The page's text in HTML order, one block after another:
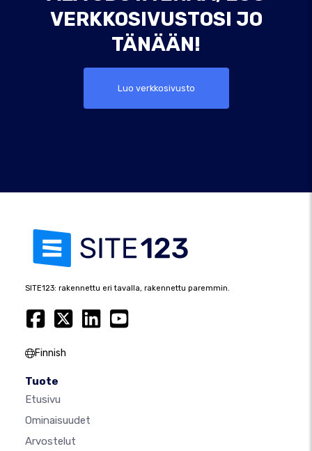
VERKKOSIVUSTOSI JO
TÄNÄÄN!
Luo verkkosivusto
SITE123: rakennettu eri tavalla, rakennettu paremmin.
Finnish
Tuote
Etusivu
Ominaisuudet
Arvostelut